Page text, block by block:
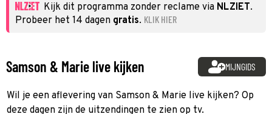
Kijk dit programma zonder reclame via NLZIET.
Probeer het 14 dagen gratis. KLIK HIER
Samson & Marie live kijken MIJNGIDS
Wil je een aflevering van Samson & Marie live kijken? Op
deze dagen zijn de uitzendingen te zien op tv.